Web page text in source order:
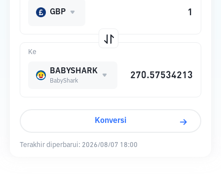
Ke
BABYSHARK
BabyShark
GBP
Konversi
Terakhir diperbarui: 2026/08/07 18:00